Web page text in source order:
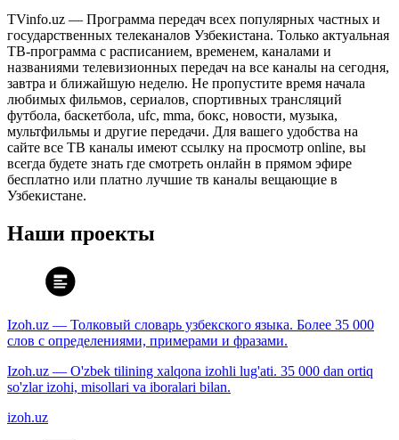
TVinfo.uz — Программа передач всех популярных частных и
государственных телеканалов Узбекистана. Только актуальная
ТВ-программа с расписанием, временем, каналами и
названиями телевизионных передач на все каналы на сегодня,
завтра и ближайшую неделю. Не пропустите время начала
любимых фильмов, сериалов, спортивных трансляций
футбола, баскетбола, ufc, mma, бокс, новости, музыка,
мультфильмы и другие передачи. Для вашего удобства на
сайте все ТВ каналы имеют ссылку на просмотр online, вы
всегда будете знать где смотреть онлайн в прямом эфире
бесплатно или платно лучшие тв каналы вещающие в
Узбекистане.
Наши проекты
Izoh.uz — Толковый словарь узбекского языка. Более 35 000
слов с определениями, примерами и фразами.
Izoh.uz — O'zbek tilining xalqona izohli lug'ati. 35 000 dan ortiq
so'zlar izohi, misollari va iboralari bilan.
izoh.uz